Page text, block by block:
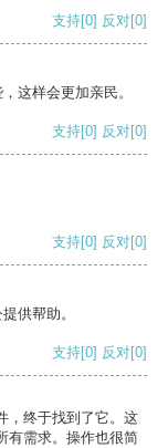
支持[0] 反对[0]
这样会更加亲民。
支持[0] 反对[0]
支持[0] 反对[0]
供帮助。
支持[0] 反对[0]
，终于找到了它。这
有需求。操作也很简